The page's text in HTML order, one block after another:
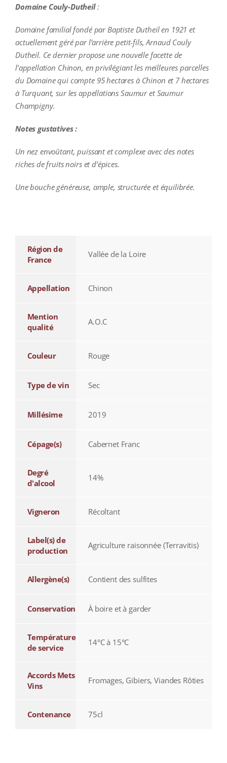
Domaine Couly-Dutheil:
Domaine familial fondé par Baptiste Dutheil en 1921 et
actuellement géré par l’arrière petit-fils, Arnaud Couly
Dutheil. Ce dernier propose une nouvelle facette de
l’appellation Chinon, en privilégiant les meilleures parcelles
du Domaine qui compte 95 hectares à Chinon et 7 hectares
à Turquant, sur les appellations Saumur et Saumur
Champigny.
Notes gustatives :
Un nez envoûtant, puissant et complexe avec des notes
riches de fruits noirs et d’épices.
Une bouche généreuse, ample, structurée et équilibrée.
Région de
France
Vallée de la Loire
Appellation Chinon
Mention
qualité
A.O.C
Couleur Rouge
Type de vin Sec
Millésime 2019
Cépage(s) Cabernet Franc
Degré
d'alcool
14%
Vigneron Récoltant
Label(s) de
production
Agriculture raisonnée (Terravitis)
Allergène(s) Contient des sulfites
Conservation À boire et à garder
Température
de service
14°C à 15°C
Accords Mets
Vins
Fromages, Gibiers, Viandes Rôties
Contenance 75cl